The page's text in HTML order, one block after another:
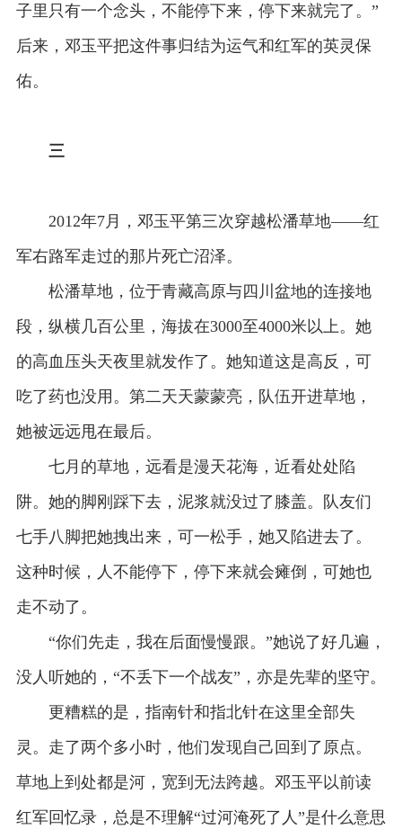
子里只有一个念头，不能停下来，停下来就完了。”
后来，邓玉平把这件事归结为运气和红军的英灵保
佑。
三
2012年7月，邓玉平第三次穿越松潘草地——红
军右路军走过的那片死亡沼泽。
松潘草地，位于青藏高原与四川盆地的连接地
段，纵横几百公里，海拔在3000至4000米以上。她
的高血压头天夜里就发作了。她知道这是高反，可
吃了药也没用。第二天天蒙蒙亮，队伍开进草地，
她被远远甩在最后。
七月的草地，远看是漫天花海，近看处处陷
阱。她的脚刚踩下去，泥浆就没过了膝盖。队友们
七手八脚把她拽出来，可一松手，她又陷进去了。
这种时候，人不能停下，停下来就会瘫倒，可她也
走不动了。
“你们先走，我在后面慢慢跟。”她说了好几遍，
没人听她的，“不丢下一个战友”，亦是先辈的坚守。
更糟糕的是，指南针和指北针在这里全部失
灵。走了两个多小时，他们发现自己回到了原点。
草地上到处都是河，宽到无法跨越。邓玉平以前读
红军回忆录，总是不理解“过河淹死了人”是什么意思